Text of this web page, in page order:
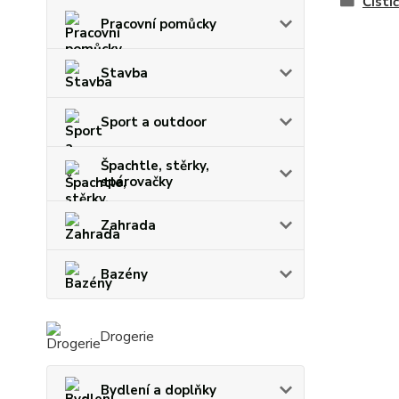
Pracovní pomůcky
Stavba
Sport a outdoor
Špachtle, stěrky,
spárovačky
Zahrada
Bazény
Drogerie
Bydlení a doplňky